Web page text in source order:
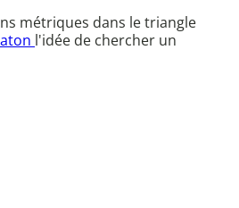
métriques dans le triangle
l'idée de chercher un